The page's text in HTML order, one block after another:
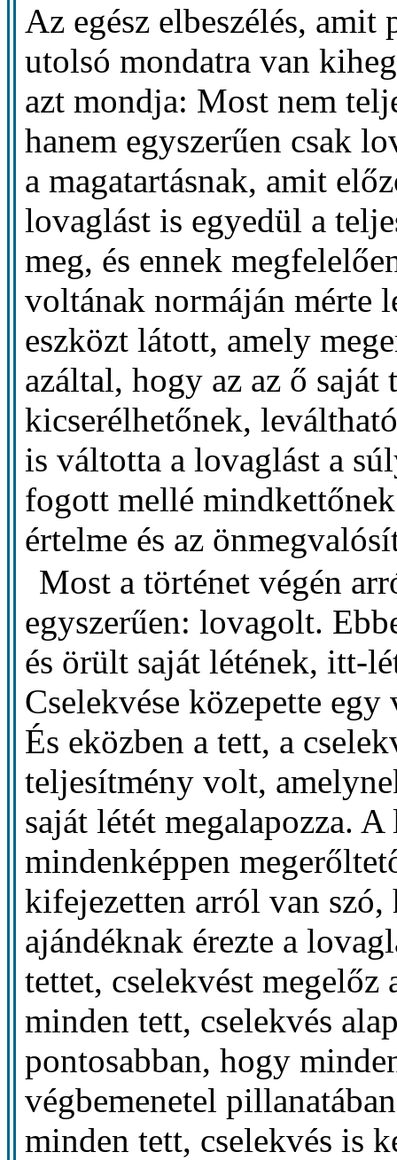
Az egész elbeszélés,
utolsó mondatra van
azt mondja: Most nem
hanem egyszerűen csak
a magatartásnak, amit
lovaglást is egyedül a
meg, és ennek
voltának normáján mérte
eszközt látott, amely
azáltal, hogy az az ő
kicserélhetőnek,
is váltotta a lovaglást a
fogott mellé
értelme és az
Most a történet végén
egyszerűen: lovagolt.
és örült saját létének, itt-
Cselekvése közepette
És eközben a tett, a
teljesítmény volt,
saját létét megalapozza.
mindenképpen
kifejezetten arról van
ajándéknak érezte a
tettet, cselekvést megelőz
minden tett, cselekvés
pontosabban, hogy
végbemenetel
minden tett, cselekvés is